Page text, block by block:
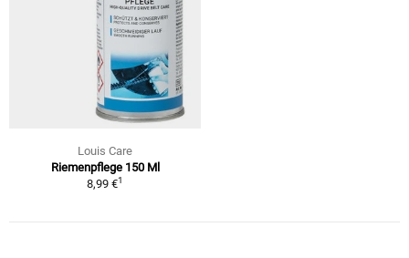
Louis Care
Riemenpflege 150 Ml
8,99 €1